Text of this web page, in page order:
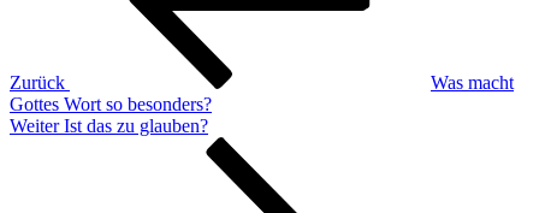
Zurück
Was macht
Gottes Wort so besonders?
Nächster
Weiter Ist das zu glauben?